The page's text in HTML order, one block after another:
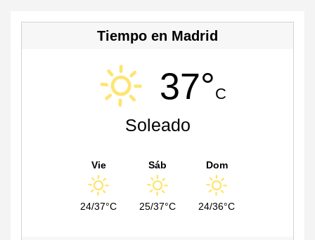
Tiempo en Madrid
37°C
Soleado
Vie
24/37°C
Sáb
25/37°C
Dom
24/36°C